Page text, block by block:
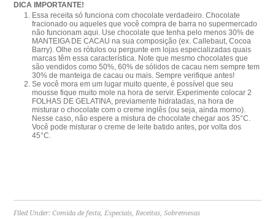
DICA IMPORTANTE!
Essa receita só funciona com chocolate verdadeiro. Chocolate
fracionado ou aqueles que você compra de barra no supermercado
não funcionam aqui. Use chocolate que tenha pelo menos 30% de
MANTEIGA DE CACAU na sua composição (ex. Callebaut, Cocoa
Barry). Olhe os rótulos ou pergunte em lojas especializadas quais
marcas têm essa característica. Note que mesmo chocolates que
são vendidos como 50%, 60% de sólidos de cacau nem sempre tem
30% de manteiga de cacau ou mais. Sempre verifique antes!
Se você mora em um lugar muito quente, é possível que seu
mousse fique muito mole na hora de servir. Experimente colocar 2
FOLHAS DE GELATINA, previamente hidratadas, na hora de
misturar o chocolate com o creme inglês (ou seja, ainda morno).
Nesse caso, não espere a mistura de chocolate chegar aos 35°C.
Você pode misturar o creme de leite batido antes, por volta dos
45°C.
Filed Under:Comida de festa,Especiais,Receitas,Sobremesas